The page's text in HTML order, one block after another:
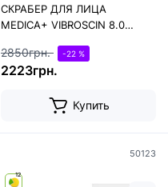
СКРАБЕР ДЛЯ ЛИЦА
MEDICA+ VIBROSCIN 8.0
ДЛЯ ЧИСТКИ ЛИЦА
EASYCLEAN
2850грн. -22 %
2223грн.
Купить
50123
12